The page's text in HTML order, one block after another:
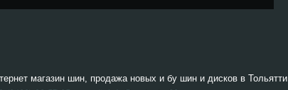
магазин шин, продажа новых и бу шин и дисков в Тольятти